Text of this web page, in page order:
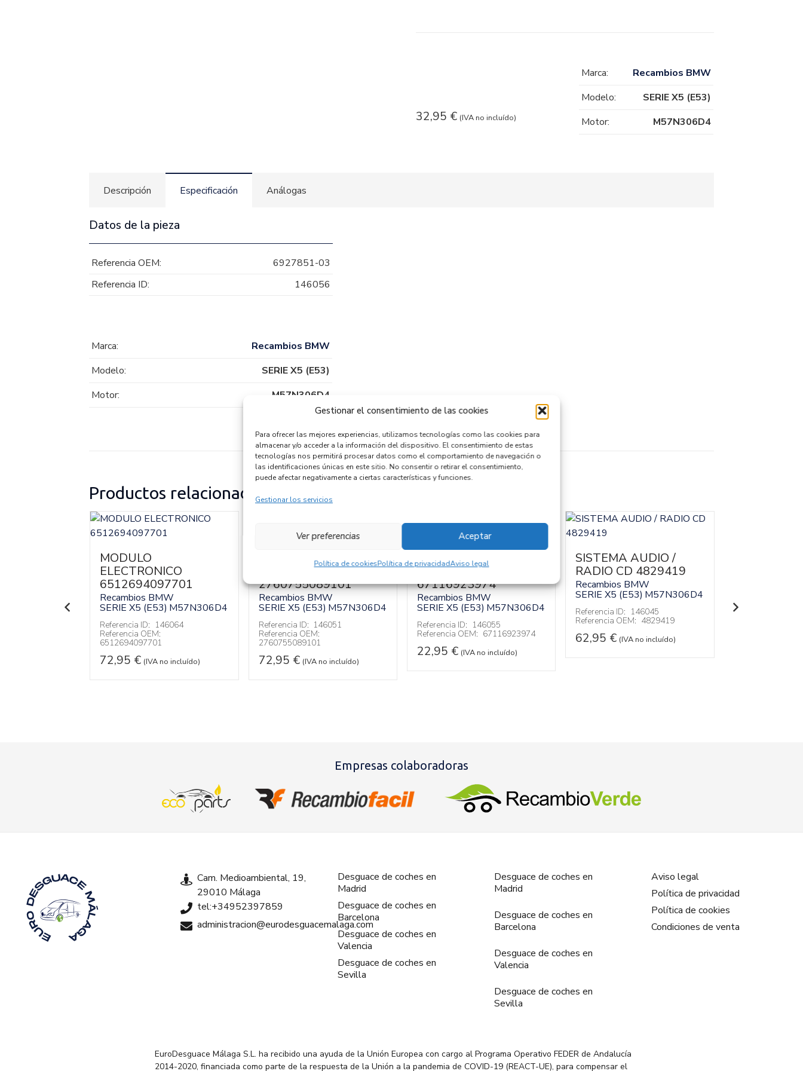
Gestionar el consentimiento de las cookies
Para ofrecer las mejores experiencias, utilizamos tecnologías como las cookies para
almacenar y/o acceder a la información del dispositivo. El consentimiento de estas
tecnologías nos permitirá procesar datos como el comportamiento de navegación o
las identificaciones únicas en este sitio. No consentir o retirar el consentimiento,
puede afectar negativamente a ciertas características y funciones.
Gestionar los servicios
Aceptar
Ver preferencias
Política de cookiesPolítica de privacidadAviso legal
32,95 € (IVA no incluído)
Marca:
Recambios BMW
Modelo:
SERIE X5 (E53)
Motor:
M57N306D4
Descripción Especificación Análogas
Datos de la pieza
Referencia OEM:
6927851-03
Referencia ID:
146056
Marca:
Recambios BMW
Modelo:
SERIE X5 (E53)
Motor:
M57N306D4
Productos relacionados
M57N306D4
MODULO
ELECTRONICO
6512694097701
Recambios BMW
SERIE X5 (E53) M57N306D4
Referencia ID: 146064
Referencia OEM:
6512694097701
72,95 € (IVA no incluído)
ELECTRONICO
2760755089101
Recambios BMW
SERIE X5 (E53) M57N306D4
Referencia ID: 146051
Referencia OEM:
2760755089101
72,95 € (IVA no incluído)
MODULO
ELECTRONICO
67116923974
Recambios BMW
SERIE X5 (E53) M57N306D4
Referencia ID: 146055
Referencia OEM: 67116923974
22,95 € (IVA no incluído)
SISTEMA AUDIO /
RADIO CD 4829419
Recambios BMW
SERIE X5 (E53) M57N306D4
Referencia ID: 146045
Referencia OEM: 4829419
62,95 € (IVA no incluído)
SERIE X5 (E53)
Empresas colaboradoras
Cam. Medioambiental, 19,
29010 Málaga
tel:+34952397859
administracion@eurodesguacemalaga.com
Desguace de coches en
Madrid
Desguace de coches en
Barcelona
Desguace de coches en
Valencia
Desguace de coches en
Sevilla
Desguace de coches en
Madrid
Desguace de coches en
Barcelona
Desguace de coches en
Valencia
Desguace de coches en
Sevilla
Aviso legal
Política de privacidad
Política de cookies
Condiciones de venta
EuroDesguace Málaga S.L. ha recibido una ayuda de la Unión Europea con cargo al Programa Operativo FEDER de Andalucía
2014-2020, financiada como parte de la respuesta de la Unión a la pandemia de COVID-19 (REACT-UE), para compensar el